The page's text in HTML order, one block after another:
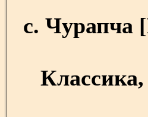
с. Чурапча